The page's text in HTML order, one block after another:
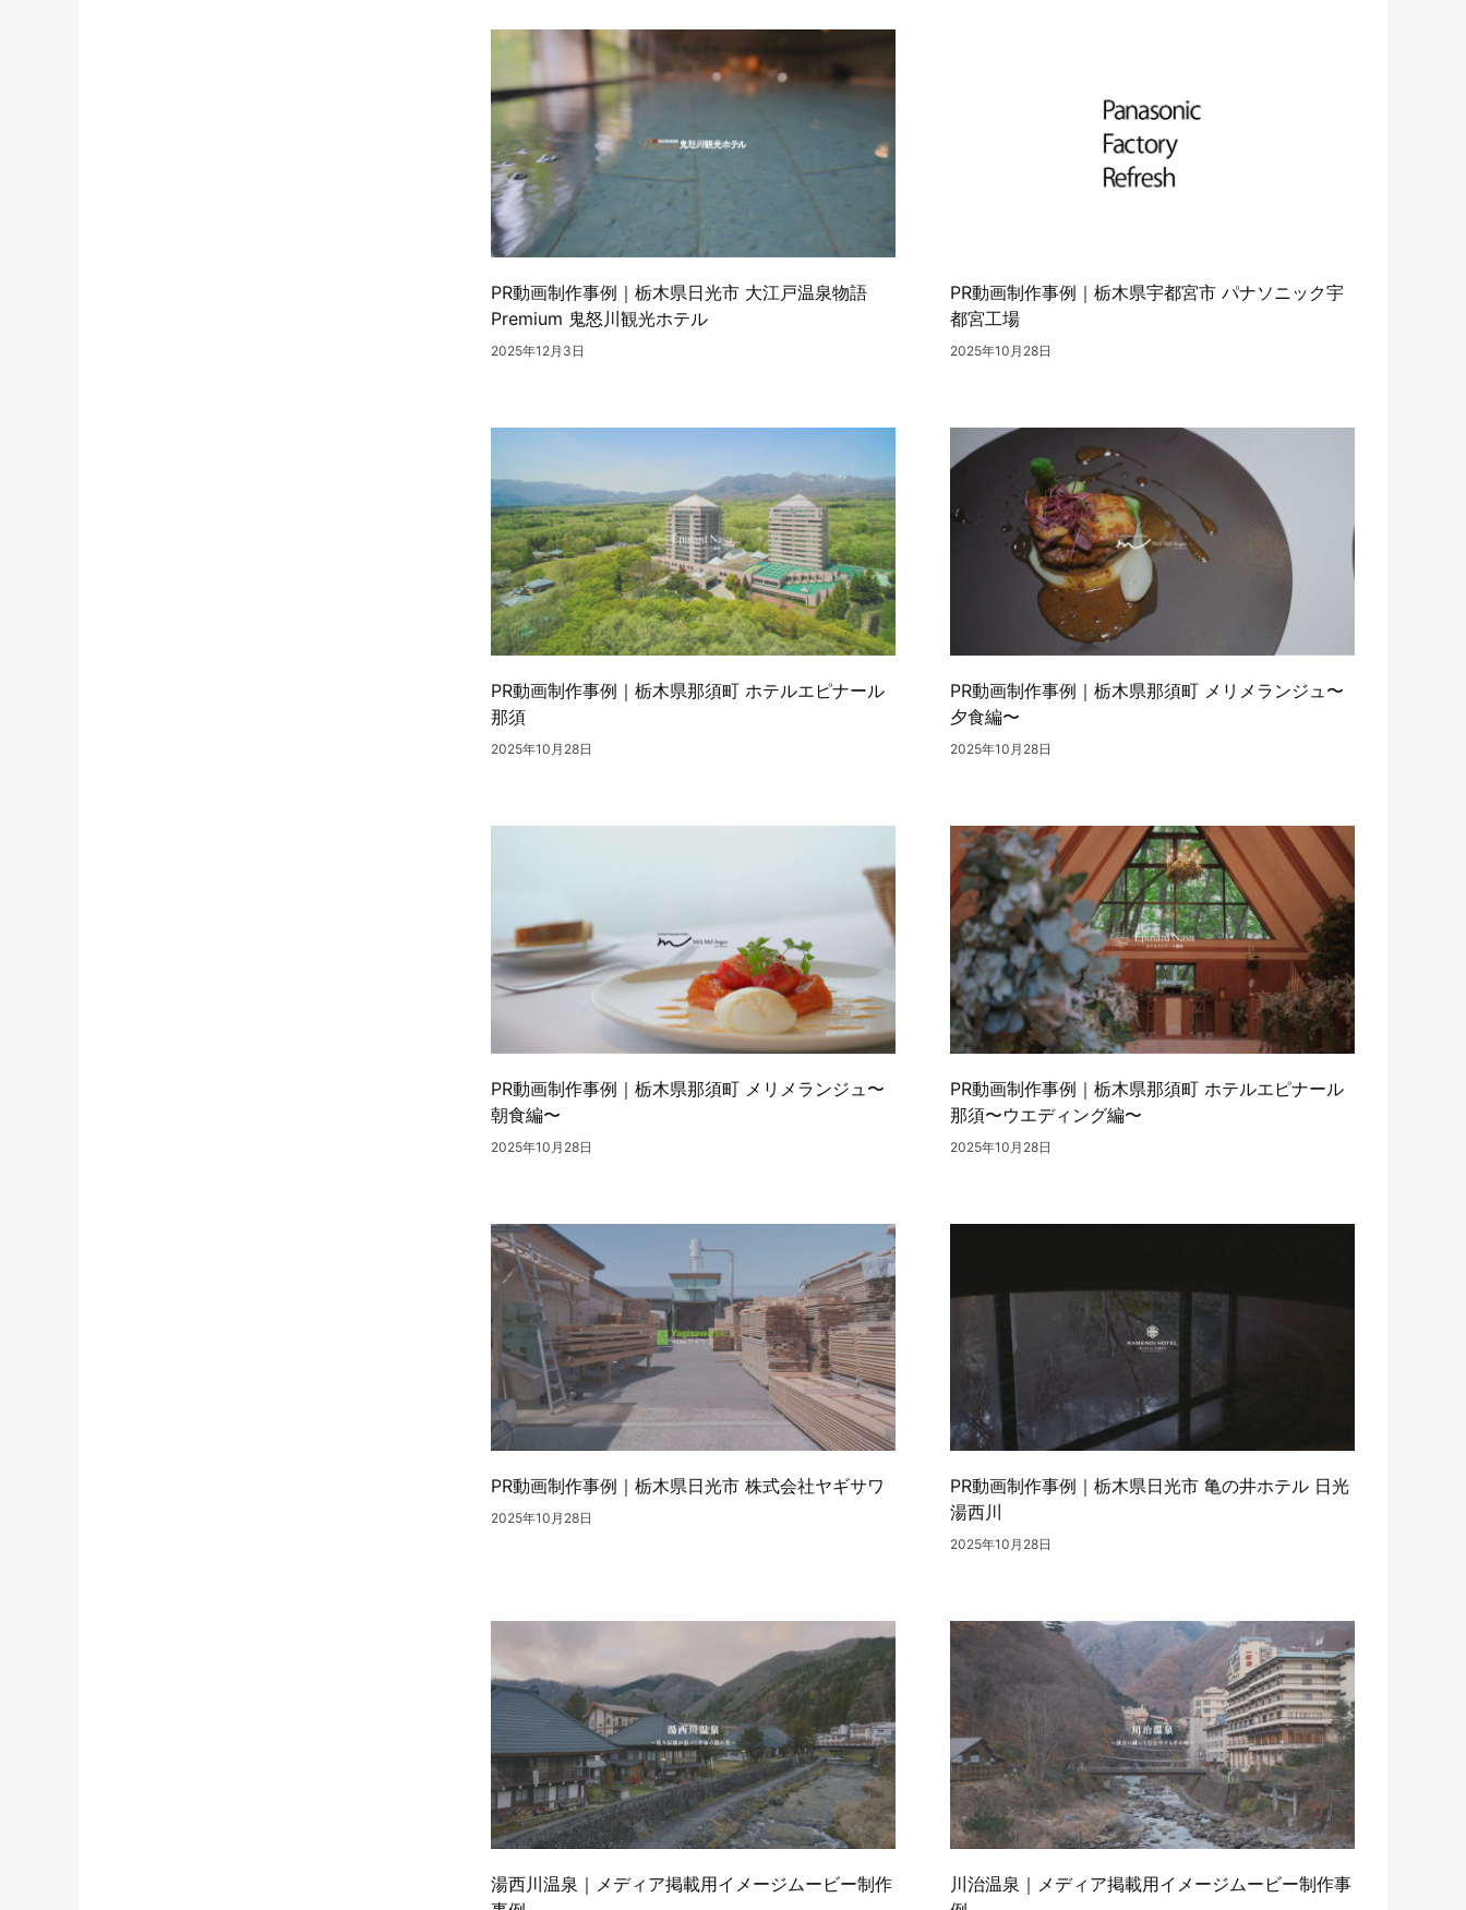
PR動画制作事例｜栃木県日光市 大江戸温泉物語
Premium 鬼怒川観光ホテル
2025年12月3日
PR動画制作事例｜栃木県宇都宮市 パナソニック宇
都宮工場
2025年10月28日
PR動画制作事例｜栃木県那須町 ホテルエピナール
那須
2025年10月28日
PR動画制作事例｜栃木県那須町 メリメランジュ〜
夕食編〜
2025年10月28日
PR動画制作事例｜栃木県那須町 メリメランジュ〜
朝食編〜
2025年10月28日
PR動画制作事例｜栃木県那須町 ホテルエピナール
那須〜ウエディング編〜
2025年10月28日
PR動画制作事例｜栃木県日光市 株式会社ヤギサワ
2025年10月28日
PR動画制作事例｜栃木県日光市 亀の井ホテル 日光
湯西川
2025年10月28日
湯西川温泉｜メディア掲載用イメージムービー制作
川治温泉｜メディア掲載用イメージムービー制作事